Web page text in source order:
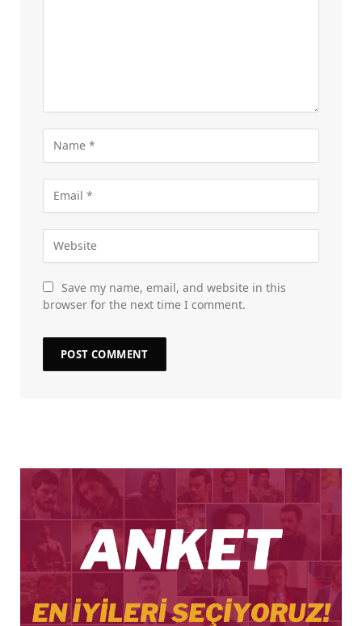
Save my name, email, and website in this
browser for the next time I comment.